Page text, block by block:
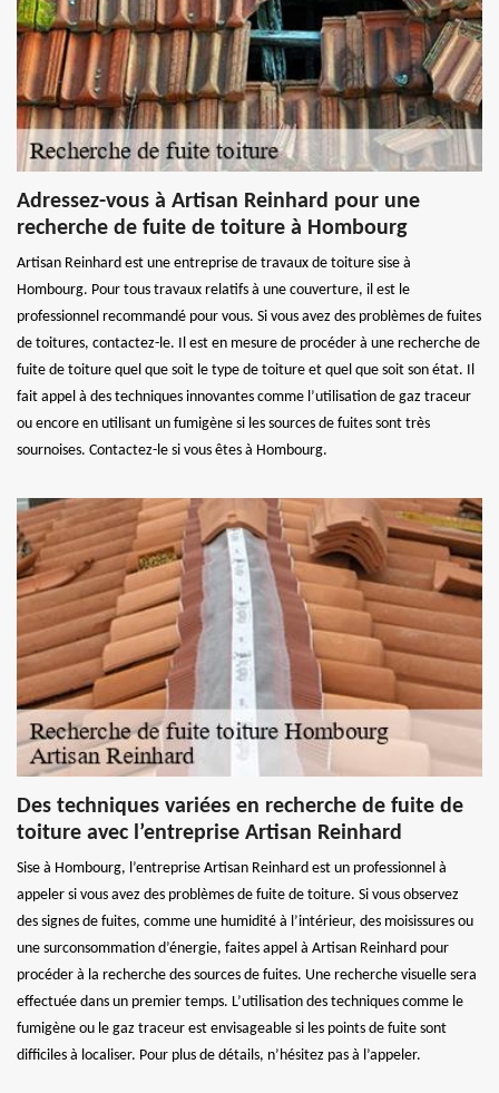
Adressez-vous à Artisan Reinhard pour une
recherche de fuite de toiture à Hombourg
Artisan Reinhard est une entreprise de travaux de toiture sise à
Hombourg. Pour tous travaux relatifs à une couverture, il est le
professionnel recommandé pour vous. Si vous avez des problèmes de fuites
de toitures, contactez-le. Il est en mesure de procéder à une recherche de
fuite de toiture quel que soit le type de toiture et quel que soit son état. Il
fait appel à des techniques innovantes comme l’utilisation de gaz traceur
ou encore en utilisant un fumigène si les sources de fuites sont très
sournoises. Contactez-le si vous êtes à Hombourg.
Des techniques variées en recherche de fuite de
toiture avec l’entreprise Artisan Reinhard
Sise à Hombourg, l’entreprise Artisan Reinhard est un professionnel à
appeler si vous avez des problèmes de fuite de toiture. Si vous observez
des signes de fuites, comme une humidité à l’intérieur, des moisissures ou
une surconsommation d’énergie, faites appel à Artisan Reinhard pour
procéder à la recherche des sources de fuites. Une recherche visuelle sera
effectuée dans un premier temps. L’utilisation des techniques comme le
fumigène ou le gaz traceur est envisageable si les points de fuite sont
difficiles à localiser. Pour plus de détails, n’hésitez pas à l’appeler.